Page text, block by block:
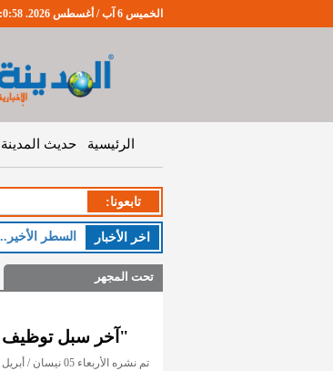
الخميس 6 آب / أغسطس 2026. 7:0:59 صباحاً
الرئيسية حديث المدينة
تابعونا:
اخر اﻷخبار
تحت المجهر
"آخر سبل توظيف
تم نشره الأربعاء 05 نيسان / أبريل 2023 09:09 صباحاً